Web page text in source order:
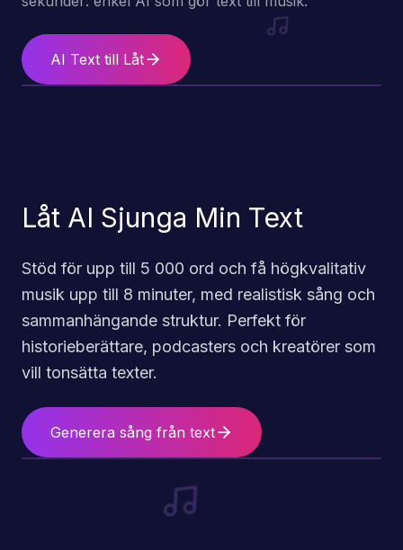
AI Text till Låt
Låt AI Sjunga Min Text
Stöd för upp till 5 000 ord och få högkvalitativ
musik upp till 8 minuter, med realistisk sång och
sammanhängande struktur. Perfekt för
historieberättare, podcasters och kreatörer som
vill tonsätta texter.
Generera sång från text